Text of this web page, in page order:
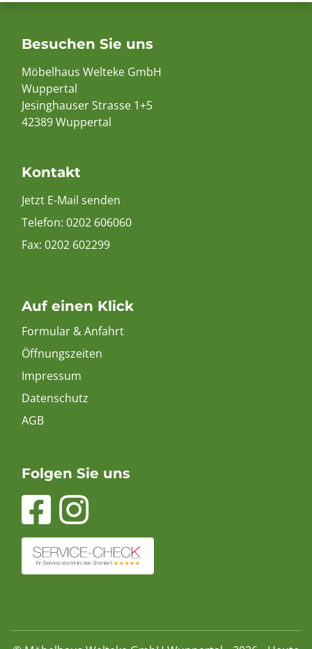
Besuchen Sie uns
Möbelhaus Welteke GmbH
Wuppertal
Jesinghauser Strasse 1+5
42389 Wuppertal
Kontakt
Jetzt E-Mail senden
Telefon: 0202 606060
Fax: 0202 602299
Auf einen Klick
Formular & Anfahrt
Öffnungszeiten
Impressum
Datenschutz
AGB
Folgen Sie uns